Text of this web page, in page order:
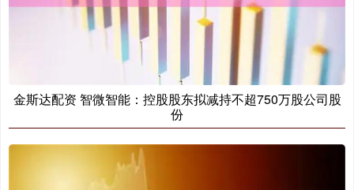
金斯达配资 智微智能：控股股东拟减持不超750万股公司股
份